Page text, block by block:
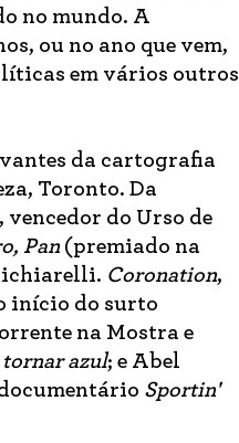
no mundo. A
ou no ano que vem,
em vários outros
da cartografia
Toronto. Da
vencedor do Urso de
Pan (premiado na
Coronation,
início do surto
na Mostra e
tornar azul; e Abel
Sportin'